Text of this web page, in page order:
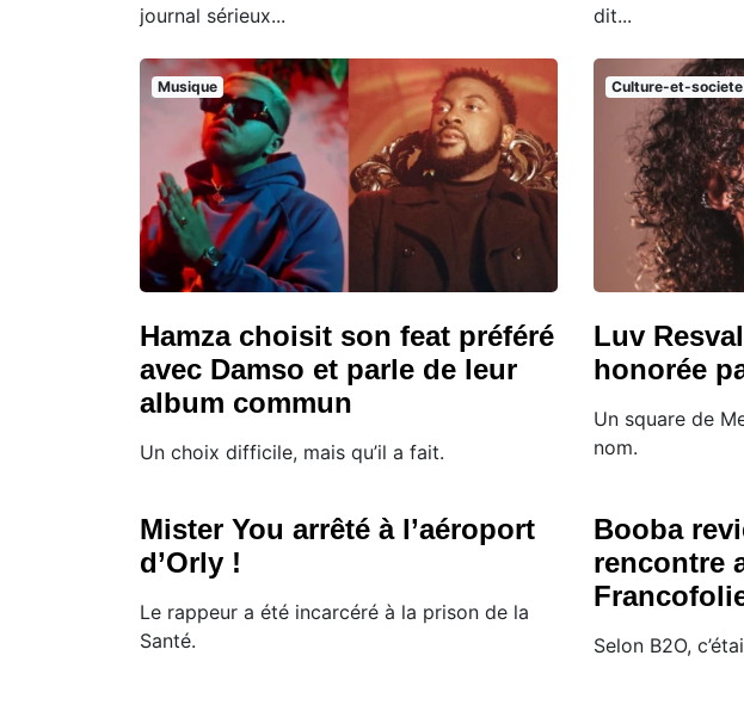
journal sérieux...
dit...
Musique
Hamza choisit son feat préféré
avec Damso et parle de leur
album commun
Un choix difficile, mais qu’il a fait.
Culture-et-societe
Luv
honorée
Un square de
nom.
Mister You arrêté à l’aéroport
d’Orly !
Le rappeur a été incarcéré à la prison de la
Santé.
Booba
rencontre
Selon B2O,